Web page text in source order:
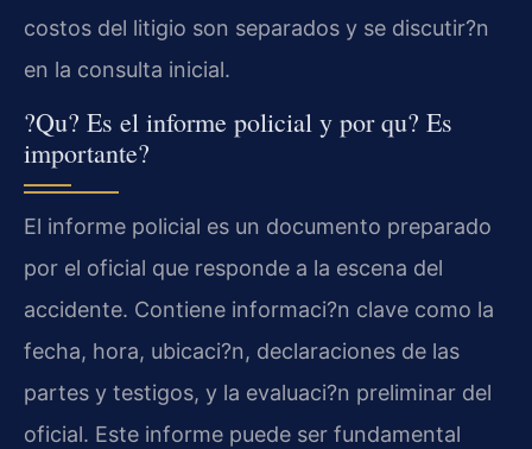
costos del litigio son separados y se discutir?n
en la consulta inicial.
?Qu? Es el informe policial y por qu? Es
importante?
El informe policial es un documento preparado
por el oficial que responde a la escena del
accidente. Contiene informaci?n clave como la
fecha, hora, ubicaci?n, declaraciones de las
partes y testigos, y la evaluaci?n preliminar del
oficial. Este informe puede ser fundamental